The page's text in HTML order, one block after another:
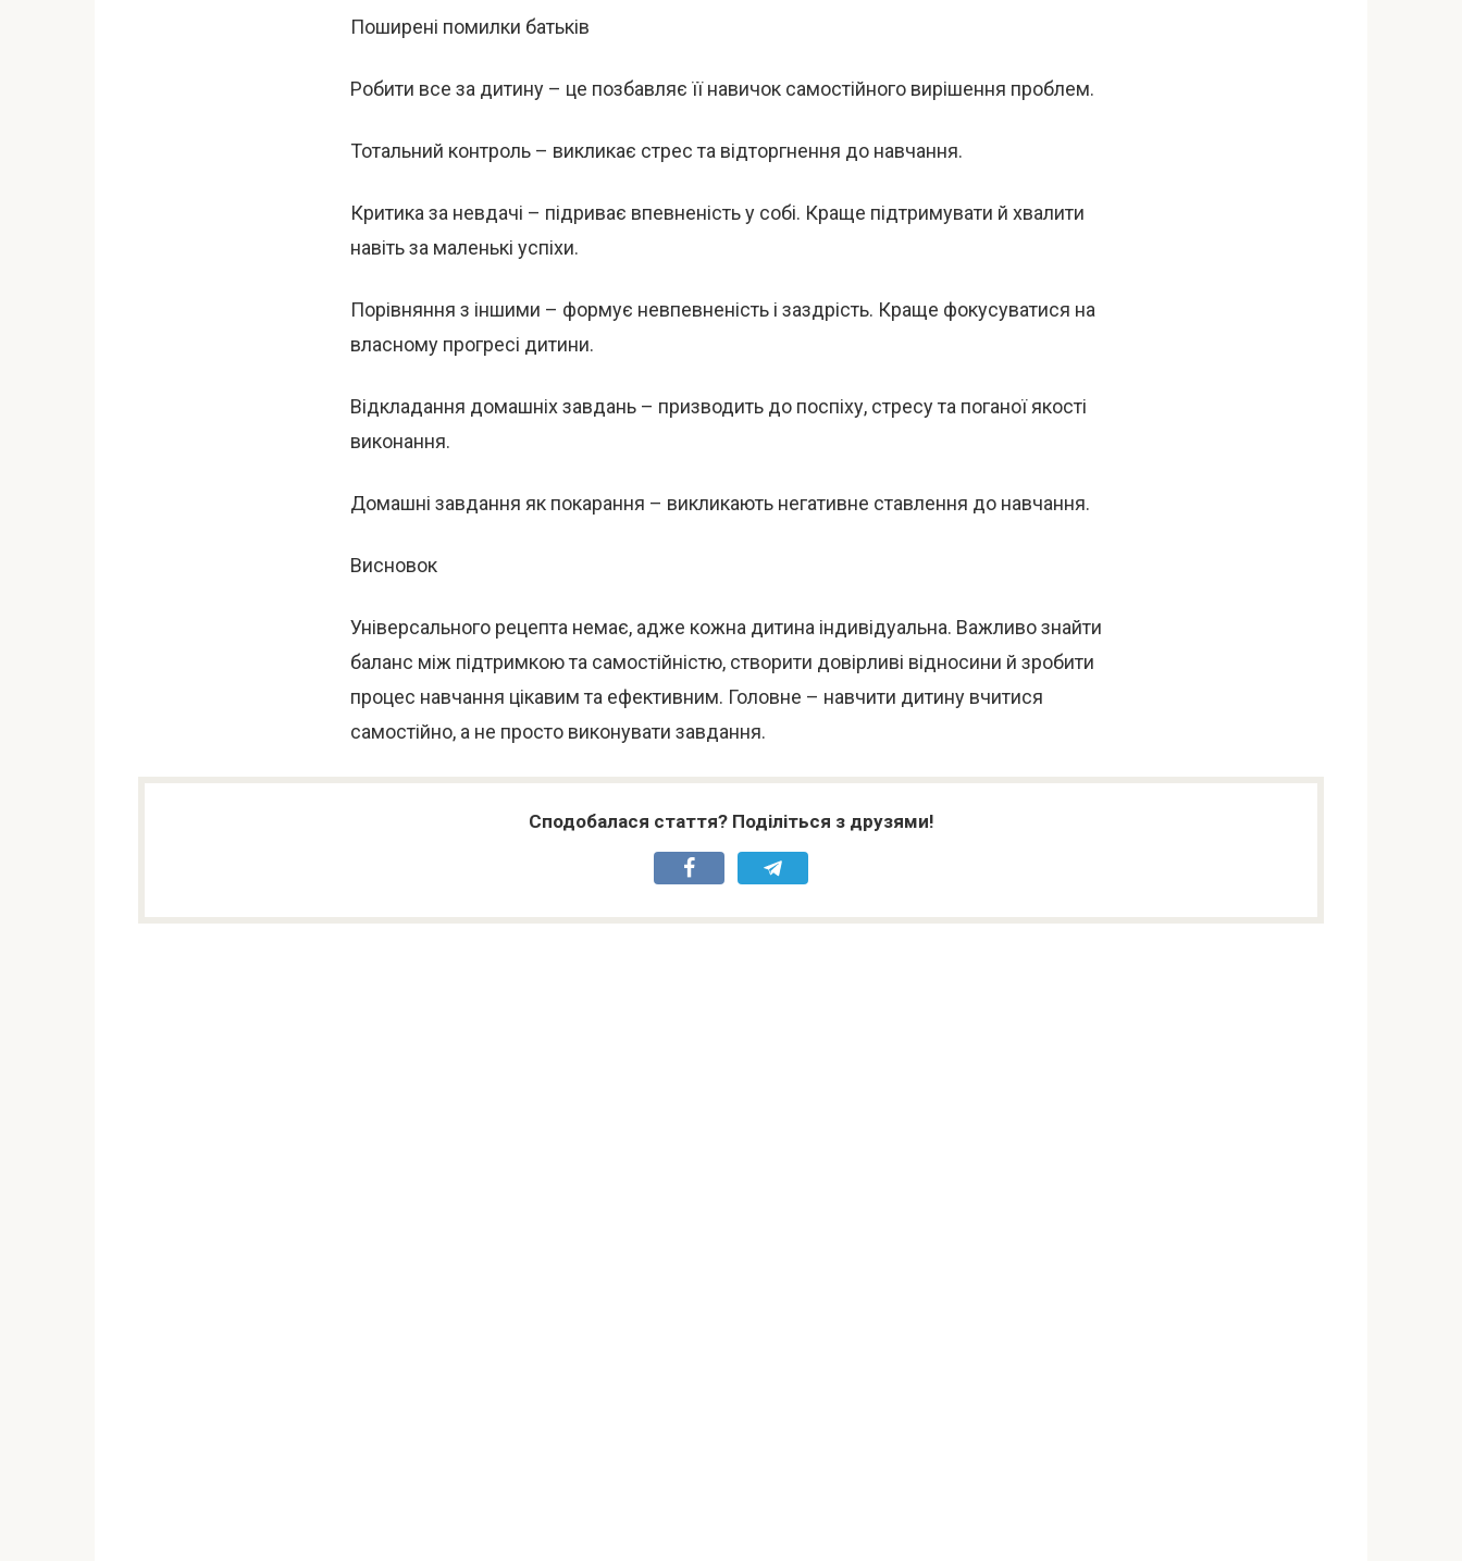
Поширені помилки батьків
Робити все за дитину – це позбавляє її навичок самостійного вирішення проблем.
Тотальний контроль – викликає стрес та відторгнення до навчання.
Критика за невдачі – підриває впевненість у собі. Краще підтримувати й хвалити
навіть за маленькі успіхи.
Порівняння з іншими – формує невпевненість і заздрість. Краще фокусуватися на
власному прогресі дитини.
Відкладання домашніх завдань – призводить до поспіху, стресу та поганої якості
виконання.
Домашні завдання як покарання – викликають негативне ставлення до навчання.
Висновок
Універсального рецепта немає, адже кожна дитина індивідуальна. Важливо знайти
баланс між підтримкою та самостійністю, створити довірливі відносини й зробити
процес навчання цікавим та ефективним. Головне – навчити дитину вчитися
самостійно, а не просто виконувати завдання.
Сподобалася стаття? Поділіться з друзями!